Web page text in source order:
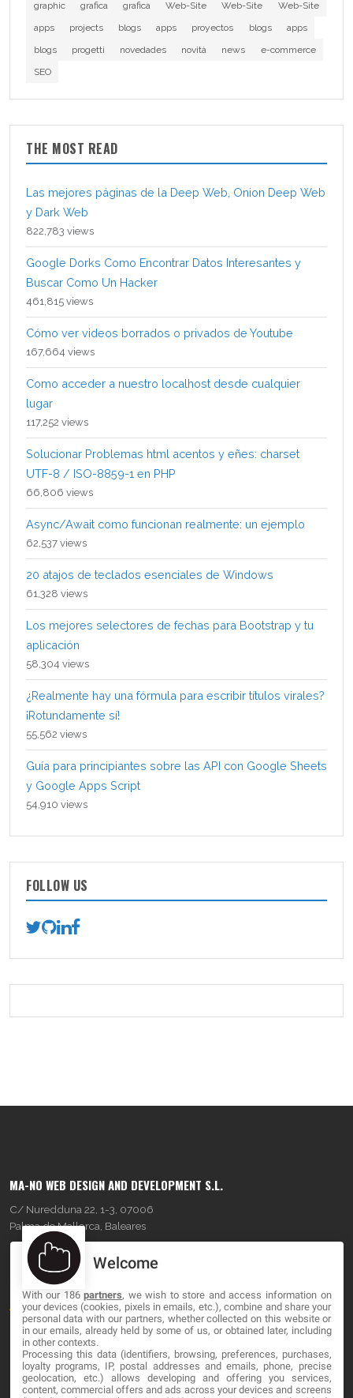
graphic grafica grafica Web-Site Web-Site
Web-Site
apps
projects blogs apps proyectos blogs
apps
blogs
progetti novedades novità news
e-commerce
SEO
THE MOST READ
Las mejores páginas de la Deep Web, Onion Deep Web
y Dark Web
822,783 views
Google Dorks Como Encontrar Datos Interesantes y
Buscar Como Un Hacker
461,815 views
Cómo ver videos borrados o privados de Youtube
167,664 views
Como acceder a nuestro localhost desde cualquier
lugar
117,252 views
Solucionar Problemas html acentos y eñes: charset
UTF-8 / ISO-8859-1 en PHP
66,806 views
Async/Await como funcionan realmente: un ejemplo
62,537 views
20 atajos de teclados esenciales de Windows
61,328 views
Los mejores selectores de fechas para Bootstrap y tu
aplicación
58,304 views
¿Realmente hay una fórmula para escribir títulos virales?
¡Rotundamente sí!
55,562 views
Guía para principiantes sobre las API con Google Sheets
y Google Apps Script
54,910 views
FOLLOW US
MA-NO WEB DESIGN AND DEVELOPMENT S.L.
C/ Nuredduna 22, 1-3, 07006
Palma de Mallorca, Baleares
OUR COMPANY
About
Blog
Contact
Welcome
With our 186partners, we wish to store and access information on
your devices (cookies, pixels in emails, etc.), combine and share your
personal data with our partners, whether collected on this website or
in our emails, already held by some of us, or obtained later, including
in other contexts.
Processing this data (identifiers, browsing, preferences, purchases,
loyalty programs, IP, postal addresses and emails, phone, precise
geolocation, etc.) allows developing and offering you services,
content, commercial offers and ads across your devices and screens